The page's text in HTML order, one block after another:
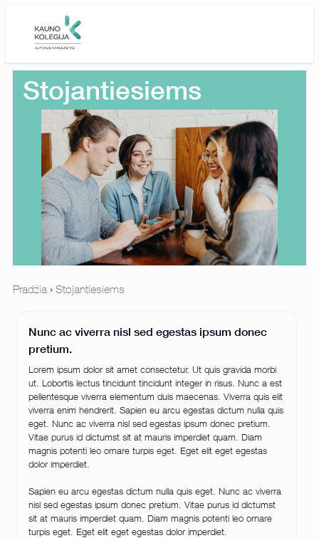
Stojantiesiems
Pradžia › Stojantiesiems
Nunc ac viverra nisl sed egestas ipsum donec
pretium.
Lorem ipsum dolor sit amet consectetur. Ut quis gravida morbi
ut. Lobortis lectus tincidunt tincidunt integer in risus. Nunc a est
pellentesque viverra elementum duis maecenas. Viverra quis elit
viverra enim hendrerit. Sapien eu arcu egestas dictum nulla quis
eget. Nunc ac viverra nisl sed egestas ipsum donec pretium.
Vitae purus id dictumst sit at mauris imperdiet quam. Diam
magnis potenti leo ornare turpis eget. Eget elit eget egestas
dolor imperdiet.
Sapien eu arcu egestas dictum nulla quis eget. Nunc ac viverra
nisl sed egestas ipsum donec pretium. Vitae purus id dictumst
sit at mauris imperdiet quam. Diam magnis potenti leo ornare
turpis eget. Eget elit eget egestas dolor imperdiet.